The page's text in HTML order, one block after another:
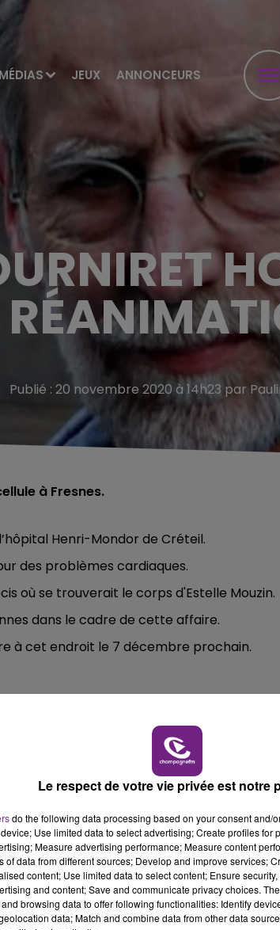
MÉDIAS JEUX ANNONCEURS
19h00 - 19h15
LA POP MACHINE -
Publié : 20 novembre 2020 à 14h23 par
à Fresnes.
Henri-Mondor de Créteil.
des problèmes cardiaques.
où se trouverait le corps d'Estelle Mouzin.
dans le cadre de cette affaire.
à cet endroit le 7 décembre prochain.
UN FEU DE REMORQUE BLOQUE
CIRCULATION DANS LES
Un feu de remorque s'est déclaré
en fin de matinée sur l'A34.
Le respect de votre vie privée est notre
do the following data processing based on your consent and/
Use limited data to select advertising; Create profiles for
Measure advertising performance; Measure content
of data from different sources; Develop and improve services;
content; Use limited data to select content; Ensure
and content; Save and communicate privacy choices.
browsing data to offer following functionalities: Identify
data; Match and combine data from other data